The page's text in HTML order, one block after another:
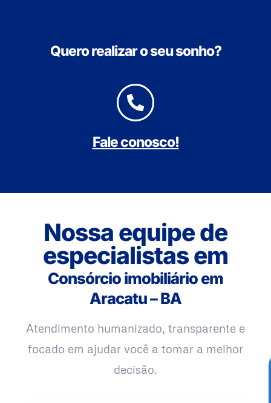
Quero realizar o seu sonho?
Fale conosco!
Nossa equipe de
especialistas em
Consórcio imobiliário em
Aracatu – BA
Atendimento humanizado, transparente e
focado em ajudar você a tomar a melhor
decisão.